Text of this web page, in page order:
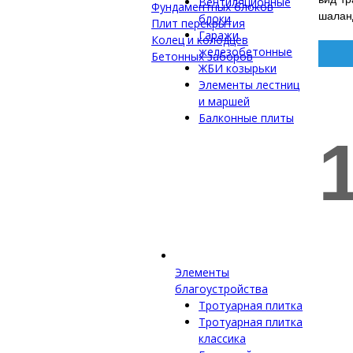
Фундаментных блоков
Плит перекрытия
Колец и колодцев
Бетонных заборов
блоки
Гаражи
железобетонные
ЖБИ козырьки
Элементы лестниц
и маршей
Балконные плиты
Элементы
благоустройства
Тротуарная плитка
Тротуарная плитка
классика